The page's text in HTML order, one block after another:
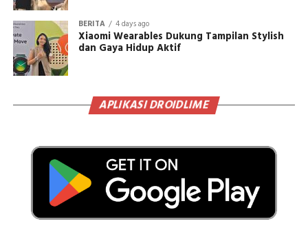
BERITA 4 days ago
Xiaomi Wearables Dukung Tampilan Stylish
dan Gaya Hidup Aktif
APLIKASI DROIDLIME